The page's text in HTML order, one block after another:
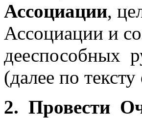
Ассоциации,
Ассоциации и
дееспособных
(далее по
2. Провести